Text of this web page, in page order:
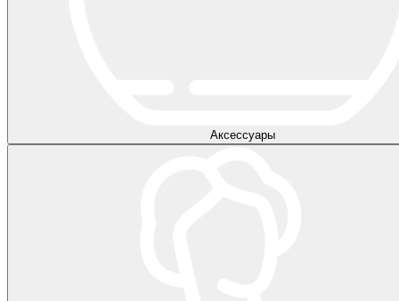
Аксессуары